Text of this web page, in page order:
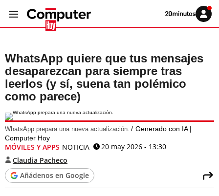
Volver
Iniciar
sesión
WhatsApp quiere que tus mensajes
desaparezcan para siempre tras
leerlos (y sí, suena tan polémico
como parece)
WhatsApp prepara una nueva actualización.
Generado con IA |
Computer Hoy
MÓVILES Y APPS NOTICIA
20 may 2026 - 13:30
Claudia Pacheco
Añádenos en Google